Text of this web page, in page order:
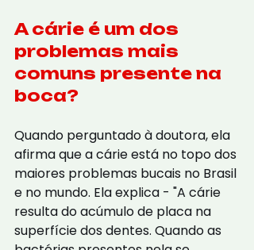
A cárie é um dos
problemas mais
comuns presente na
boca?
Quando perguntado à doutora, ela
afirma que a cárie está no topo dos
maiores problemas bucais no Brasil
e no mundo. Ela explica - "A cárie
resulta do acúmulo de placa na
superfície dos dentes. Quando as